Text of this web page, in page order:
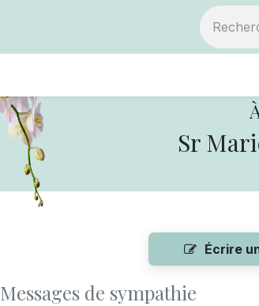
Sr
Écrire
Messages de sympathie